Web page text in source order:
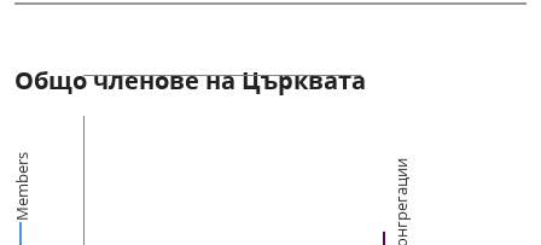
Общо членове на Църквата
Members Конгрегации